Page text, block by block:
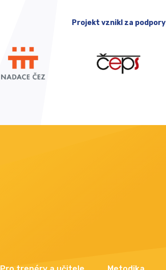
Projekt vznikl za podpory